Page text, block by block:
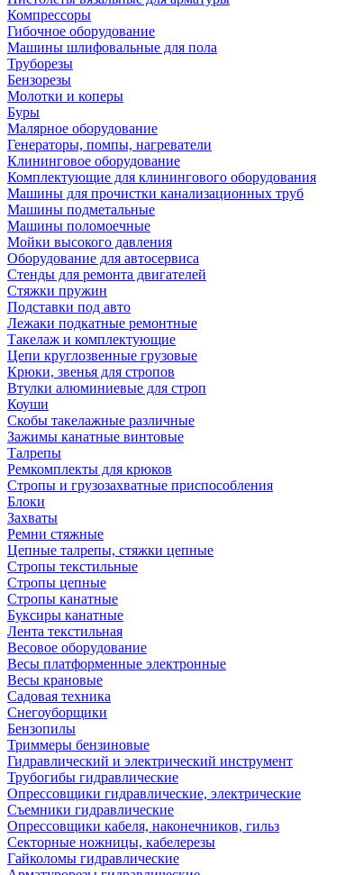
Компрессоры
Гибочное оборудование
Машины шлифовальные для пола
Труборезы
Бензорезы
Молотки и коперы
Буры
Малярное оборудование
Генераторы, помпы, нагреватели
Клининговое оборудование
Комплектующие для клинингового оборудования
Машины для прочистки канализационных труб
Машины подметальные
Машины поломоечные
Мойки высокого давления
Оборудование для автосервиса
Стенды для ремонта двигателей
Стяжки пружин
Подставки под авто
Лежаки подкатные ремонтные
Такелаж и комплектующие
Цепи круглозвенные грузовые
Крюки, звенья для стропов
Втулки алюминиевые для строп
Коуши
Скобы такелажные различные
Зажимы канатные винтовые
Талрепы
Ремкомплекты для крюков
Стропы и грузозахватные приспособления
Блоки
Захваты
Ремни стяжные
Цепные талрепы, стяжки цепные
Стропы текстильные
Стропы цепные
Стропы канатные
Буксиры канатные
Лента текстильная
Весовое оборудование
Весы платформенные электронные
Весы крановые
Садовая техника
Снегоуборщики
Бензопилы
Триммеры бензиновые
Гидравлический и электрический инструмент
Трубогибы гидравлические
Опрессовщики гидравлические, электрические
Съемники гидравлические
Опрессовщики кабеля, наконечников, гильз
Секторные ножницы, кабелерезы
Гайколомы гидравлические